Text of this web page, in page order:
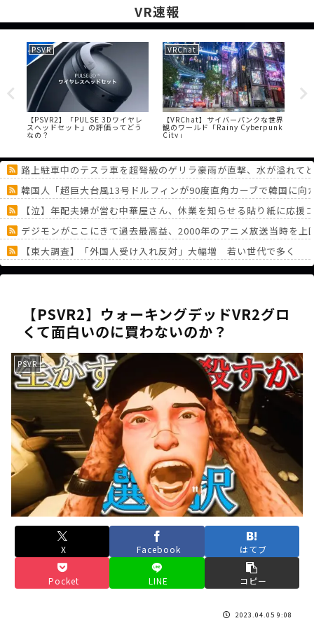
VR速報
PSVR
【PSVR2】「PULSE 3Dワイヤレ
スヘッドセット」の評価ってどう
なの？
VRChat
【VRChat】サイバーパンクな世界
観のワールド「Rainy Cyberpunk
City」
路上駐車中のテスラ車を超弩級のゲリラ豪雨が直撃、水が溢れ
韓国人「超巨大台風13号ドルフィンが90度直角カーブで韓国に
【泣】年配夫婦が営む中華屋さん、休業を知らせる貼り紙に応援
デジモンがここにきて過去最高益、2000年のアニメ放送当時を上
【東大調査】「外国人受け入れ反対」大幅増 若い世代で多く
トリッカルとかいうゲーム、何もやることがない
《どうしてこうなった！？》「フリーレン一番くじ」を記念に
《人気No.1は誰だ？》順位でまさかの下剋上！？「魔族達のラ
《未だ謎多きキャラ達の順位》：「女神の石碑編」＆「帝国編
《アニメ2期＆3期が強い》「神技のレヴォルテ編」・「黄金郷
《強者達が上位に立ち並ぶ》「一級魔法使い選抜試験編」のキ
36歳の彼女と結婚したいのに、家族が猛反対。家族から信じら
【ホロライブ】アキロゼARK2次会ゴッフィーのサムネ草
Powered by livedoor 相互RSS
【PSVR2】ウォーキングデッドVR2グロ
くて面白いのに買わないのか？
PSVR
X Facebook はてブ
Pocket LINE コピー
2023.04.05 9:08